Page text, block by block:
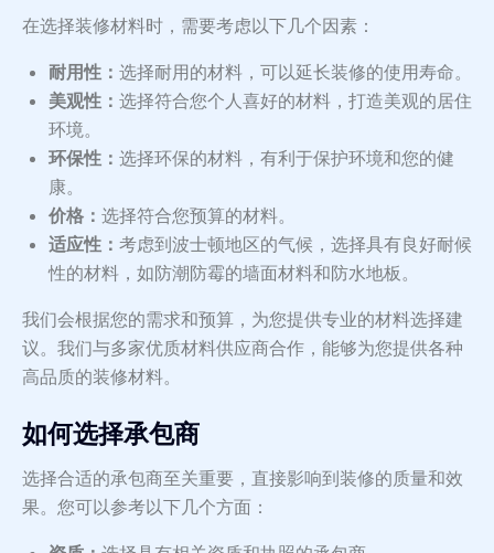
在选择装修材料时，需要考虑以下几个因素：
耐用性： 选择耐用的材料，可以延长装修的使用寿命。
美观性： 选择符合您个人喜好的材料，打造美观的居住
环境。
环保性： 选择环保的材料，有利于保护环境和您的健
康。
价格： 选择符合您预算的材料。
适应性： 考虑到波士顿地区的气候，选择具有良好耐候
性的材料，如防潮防霉的墙面材料和防水地板。
我们会根据您的需求和预算，为您提供专业的材料选择建
议。我们与多家优质材料供应商合作，能够为您提供各种
高品质的装修材料。
如何选择承包商
选择合适的承包商至关重要，直接影响到装修的质量和效
果。您可以参考以下几个方面：